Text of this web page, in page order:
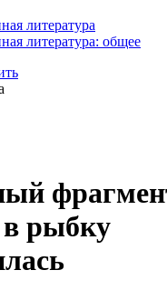
литература
литература: общее
рыбку